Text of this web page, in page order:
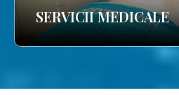
SERVICII MEDICALE